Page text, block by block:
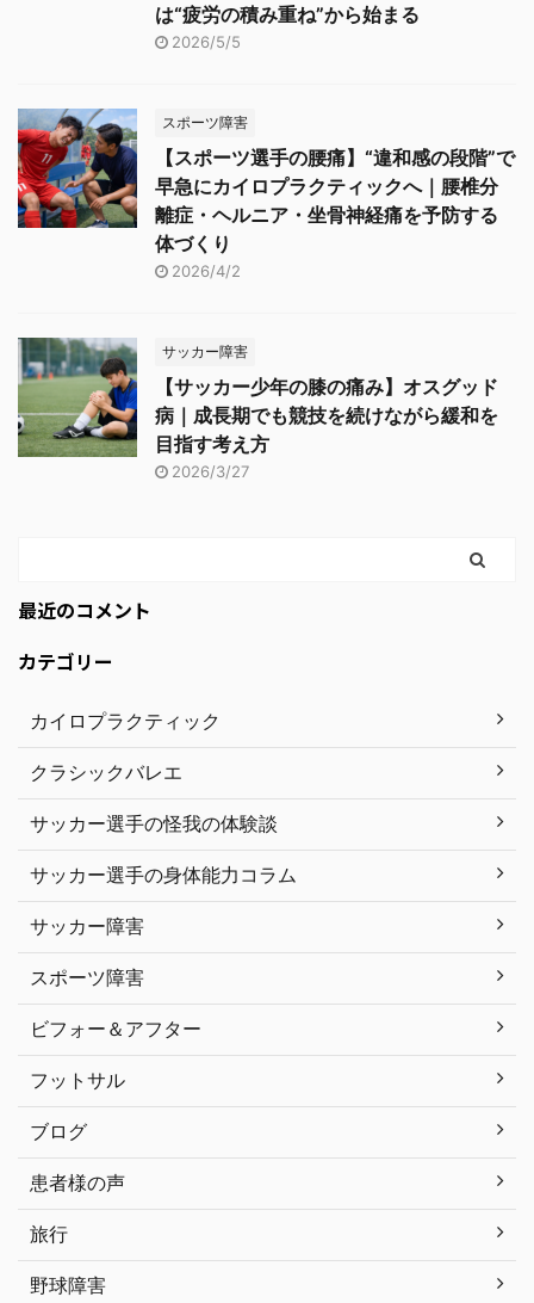
は“疲労の積み重ね”から始まる
2026/5/5
スポーツ障害
【スポーツ選手の腰痛】“違和感の段階”で
早急にカイロプラクティックへ｜腰椎分
離症・ヘルニア・坐骨神経痛を予防する
体づくり
2026/4/2
サッカー障害
【サッカー少年の膝の痛み】オスグッド
病｜成長期でも競技を続けながら緩和を
目指す考え方
2026/3/27
最近のコメント
カテゴリー
カイロプラクティック
クラシックバレエ
サッカー選手の怪我の体験談
サッカー選手の身体能力コラム
サッカー障害
スポーツ障害
ビフォー＆アフター
フットサル
ブログ
患者様の声
旅行
野球障害